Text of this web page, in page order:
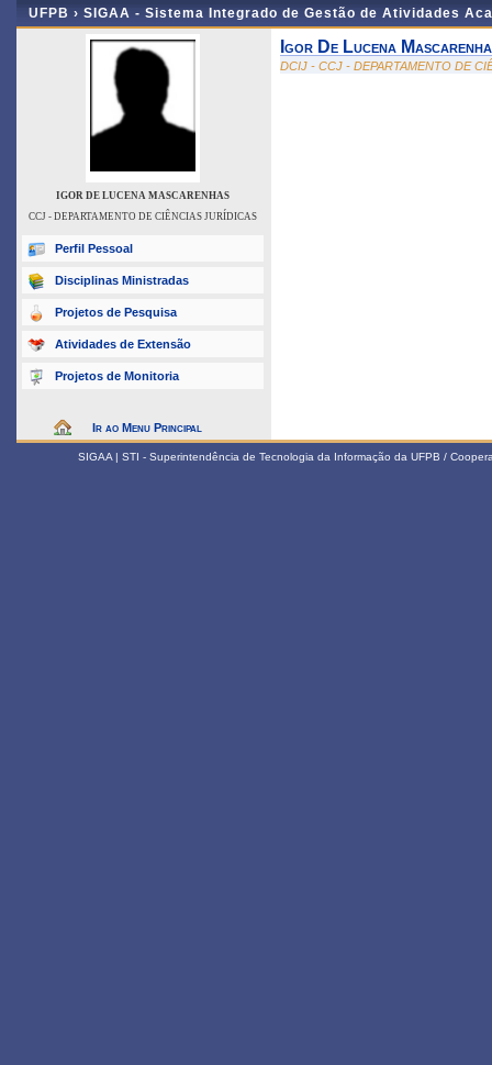
UFPB › SIGAA - Sistema Integrado de Gestão de Atividades
IGOR DE LUCENA MASCARENHAS
CCJ - DEPARTAMENTO DE CIÊNCIAS JURÍDICAS
Perfil Pessoal
Disciplinas Ministradas
Projetos de Pesquisa
Atividades de Extensão
Projetos de Monitoria
Ir ao Menu Principal
Igor De Lucena
DCIJ - CCJ - DEPARTAMENTO DE
SIGAA | STI - Superintendência de Tecnologia da Informação da UFPB /